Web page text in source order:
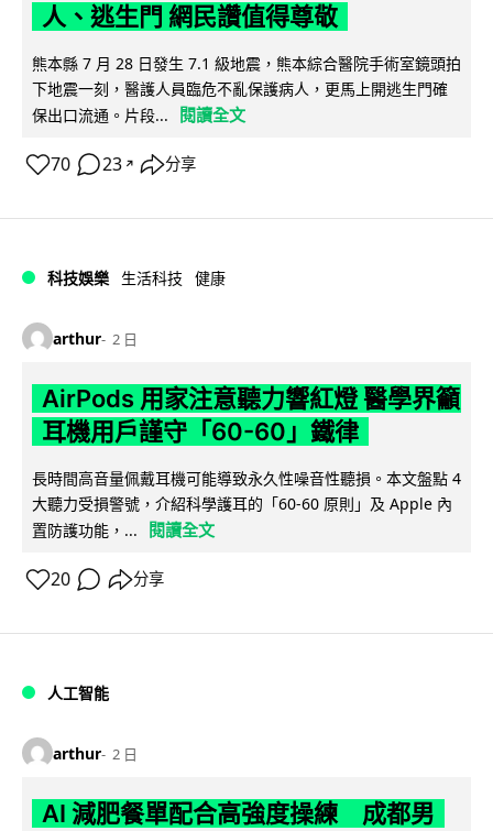
人、逃生門 網民讚值得尊敬
熊本縣 7 月 28 日發生 7.1 級地震，熊本綜合醫院手術室鏡頭拍
下地震一刻，醫護人員臨危不亂保護病人，更馬上開逃生門確
保出口流通。片段...
閱讀全文
70 23 ↗ 分享
科技娛樂 生活科技 健康
arthur 2 日
AirPods 用家注意聽力響紅燈 醫學界籲
耳機用戶謹守「60-60」鐵律
長時間高音量佩戴耳機可能導致永久性噪音性聽損。本文盤點 4
大聽力受損警號，介紹科學護耳的「60-60 原則」及 Apple 內
置防護功能，...
閱讀全文
20 分享
人工智能
arthur 2 日
AI 減肥餐單配合高強度操練 成都男